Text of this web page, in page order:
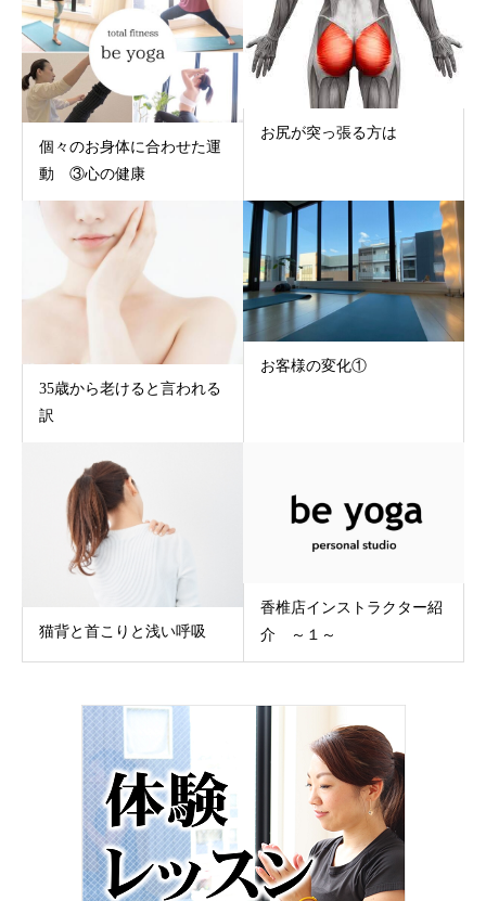
個々のお身体に合わせた運
動 ③心の健康
お尻が突っ張る方は
35歳から老けると言われる
訳
お客様の変化①
猫背と首こりと浅い呼吸
香椎店インストラクター紹
介 ～１～